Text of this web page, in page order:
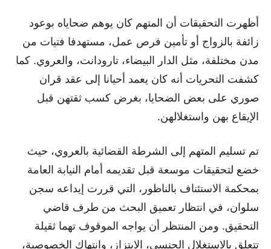
أظهرت التحقيقات أن المتهم كان يوهم ضحاياه بوعود
زائفة بالزواج أو تأمين فرص عمل، مستهدفا فتيات من
مدن مختلفة، مثل الدار البيضاء، تارودانت، والعروي. كما
كشفت التحريات أنه كان يعمد أحيانا إلى عقد قران
صوري على بعض الضحايا، بغرض كسب ثقتهن قبل
الإيقاع بهن واستغلالهن.
تم تسليم المتهم إلى الشرطة القضائية بالعروي، حيث
خضع لتحقيقات موسعة قبل تقديمه أمام النيابة العامة
بمحكمة الاستئناف بالناظور، التي قررت إيداعه سجن
سلوان، في انتظار تعميق البحث من طرف قاضي
التحقيق. ومن المنتظر أن يواجه الموقوف تهما ثقيلة
تتعلق بالاستغلال الجنسي، الابتزاز، وانتهاك الخصوصية،